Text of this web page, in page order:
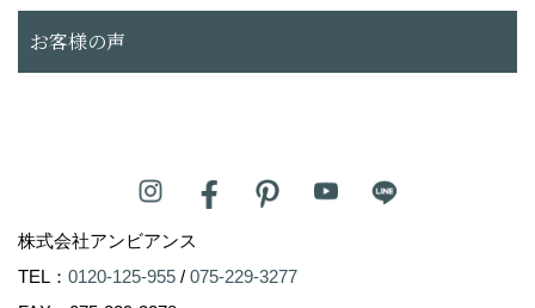
お客様の声
株式会社アンビアンス
TEL： 0120-125-955 / 075-229-3277